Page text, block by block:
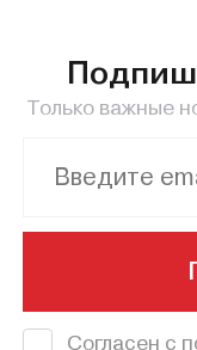
Только важные
Согласен с